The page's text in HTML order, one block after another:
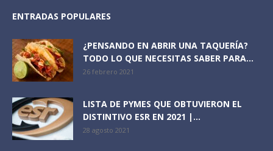
ENTRADAS POPULARES
¿PENSANDO EN ABRIR UNA TAQUERÍA?
TODO LO QUE NECESITAS SABER PARA...
26 febrero 2021
LISTA DE PYMES QUE OBTUVIERON EL
DISTINTIVO ESR EN 2021 |...
28 agosto 2021